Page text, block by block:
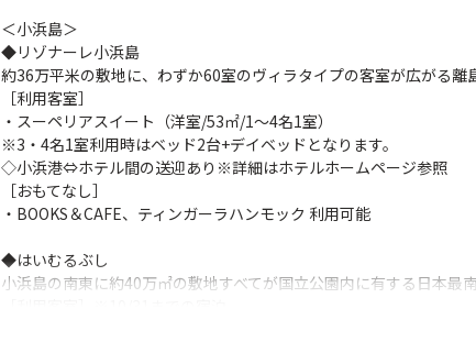
※3・4名1室利用時はクイーンベッド2台の利用となります。
［早期割引］
・60日前までの予約で1名様1泊につき2,500円割引
・30日前までの予約で1名様1泊につき2,000円割引
▶画像：グランヴィリオリゾート石垣島_ホテル外観
＜小浜島＞
◆リゾナーレ小浜島
約36万平米の敷地に、わずか60室のヴィラタイプの客室が広がる離
［利用客室］
・スーペリアスイート（洋室/53㎡/1～4名1室）
※3・4名1室利用時はベッド2台+デイベッドとなります。
◇小浜港⇔ホテル間の送迎あり※詳細はホテルホームページ参照
［おもてなし］
・BOOKS＆CAFE、ティンガーラハンモック 利用可能
◆はいむるぶし
小浜島の南東に約40万㎡の敷地すべてが国立公園内に有する日本最